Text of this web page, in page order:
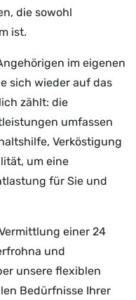
die sowohl
ist.
im eigenen
sich wieder auf das
zählt: die
umfassen
Verköstigung
um eine
für Sie und
einer 24
und
unsere flexiblen
Bedürfnisse Ihrer